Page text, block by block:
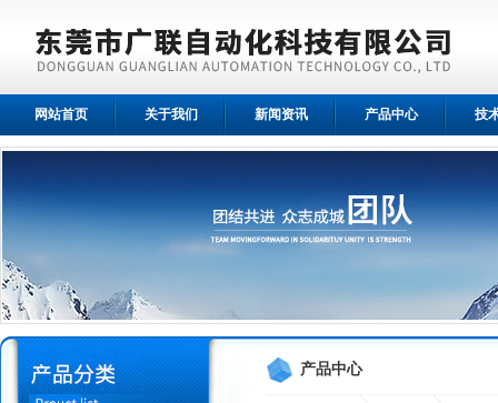
网站首页 关于我们 新闻资讯 产品中心 技
产品中心